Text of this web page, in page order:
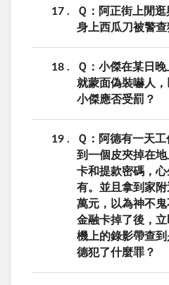
17
Ｑ：阿正街上閒
身上西瓜刀被警
18
Ｑ：小傑在某日
就蒙面偽裝嚇人
小傑應否受罰？
19
Ｑ：阿德有一天
到一個皮夾掉在
卡和提款密碼，
有。並且拿到家
萬元，以為神不
金融卡掉了後，
機上的錄影帶查
德犯了什麼罪？